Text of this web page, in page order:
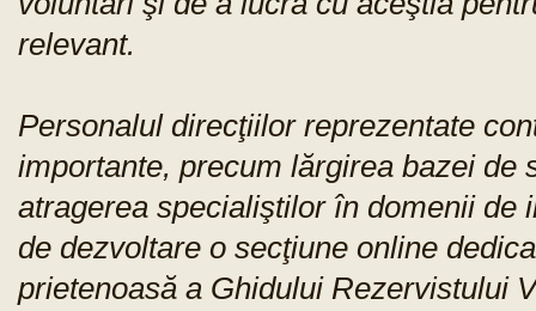
relevant.
Personalul direcţiilor reprezentate
importante, precum lărgirea bazei de
atragerea specialiştilor în domenii de
de dezvoltare o secţiune online
prietenoasă a Ghidului Rezervistului